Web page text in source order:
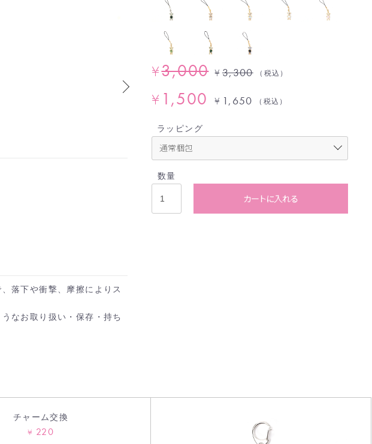
落下や衝撃、摩擦によりス
なお取り扱い・保存・持ち
¥3,000
¥ 1,500
¥ 3,300 （税込）
¥ 1,650 （税込）
ラッピング
数量
カートに入れる
ートへ進む
チャーム交換
¥ 220